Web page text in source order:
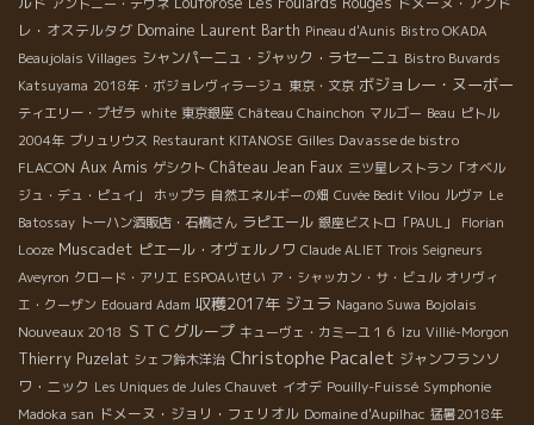
レ・オステルタグ Domaine Laurent Barth Pineau d'Aunis Bistro OKADA
Beaujolais Villages シャンパーニュ・ジャック・ラセーニュ Bistro Buvards
Katsuyama 2018年・ボジョレヴィラージュ 東京・文京 ボジョレー・ヌーボー
ティエリー・プゼラ white 東京銀座 Château Chainchon マルゴー Beau ピトル
2004年 ブリュリウス Restaurant KITANOSE Gilles Davasse de bistro
FLACON Aux Amis ゲシクト Château Jean Faux 三ツ星レストラン「オベル
ジュ・デュ・ピュイ」
ホップラ 自然エネルギーの畑 Cuvée Bedit Vilou ルヴァ Le
Batossay トーハン酒販店・石橋さん ラピエール 銀座ビストロ「PAUL」
Florian
Looze Muscadet ピエール・オヴェルノワ Claude ALIET Trois Seigneurs
Aveyron クロード・アリエ ESPOAいせい ア・シャッカン・サ・ビュル オリヴィ
エ・クーザン Edouard Adam 収穫2017年 ジュラ Nagano Suwa Bojolais
Nouveaux 2018 ＳＴＣグループ キューヴェ・カミーユ１６ Izu Villié-Morgon
Thierry Puzelat シェフ鈴木洋治 Christophe Pacalet ジャンフランソ
ワ・ニック Les Uniques de Jules Chauvet イオデ Pouilly-Fuissé Symphonie
Madoka san ドメーヌ・ジョリ・フェリオル Domaine d'Aupilhac 猛暑2018年